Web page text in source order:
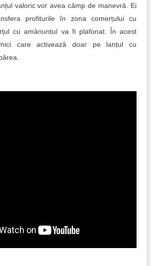
valoric vor avea câmp de manevră. Ei
profiturile în zona comerțului cu
cu amânuntul va fi plafonat. În acest
care activează doar pe lanțul cu